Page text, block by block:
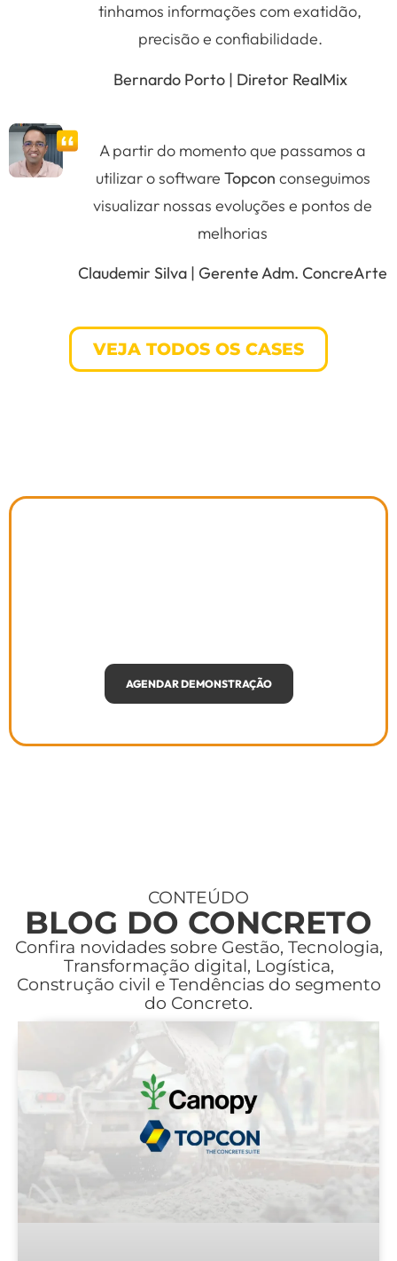
tinhamos informações com exatidão,
precisão e confiabilidade.
Bernardo Porto | Diretor RealMix
A partir do momento que passamos a
utilizar o software Topcon conseguimos
visualizar nossas evoluções e pontos de
melhorias
Claudemir Silva | Gerente Adm. ConcreArte
VEJA TODOS OS CASES
AGENDAR DEMONSTRAÇÃO
CONTEÚDO
BLOG DO CONCRETO
Confira novidades sobre Gestão, Tecnologia,
Transformação digital, Logística,
Construção civil e Tendências do segmento
do Concreto.